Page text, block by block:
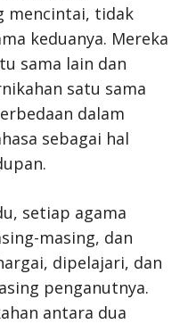
mencintai, tidak
keduanya. Mereka
sama lain dan
satu sama
dalam
sebagai hal
setiap agama
masing, dan
dipelajari, dan
penganutnya.
antara dua